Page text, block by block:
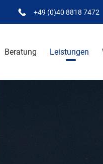
+49 (0)40 8818 7472
Beratung Leistungen